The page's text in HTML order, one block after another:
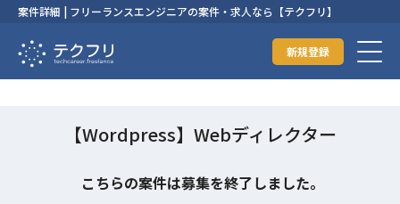
案件詳細 | フリーランスエンジニアの案件・求人なら【テクフリ】
新規登録
【Wordpress】Webディレクター
こちらの案件は募集を終了しました。